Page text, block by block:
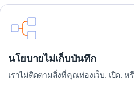
นโยบายไม่เก็บบันทึก
เราไม่ติดตามสิ่งที่คุณท่องเว็บ, เปิด, ห